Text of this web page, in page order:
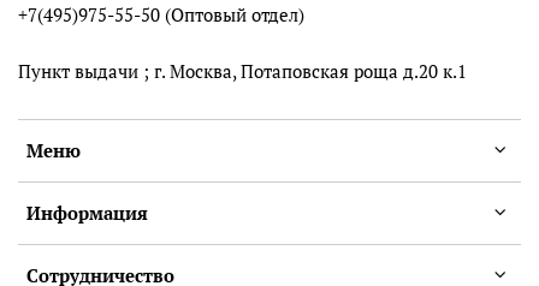
Меню
Информация
Сотрудничество
+7(495)975-55-50 (Оптовый отдел)
Пункт выдачи ; г. Москва, Потаповская роща д.20 к.1